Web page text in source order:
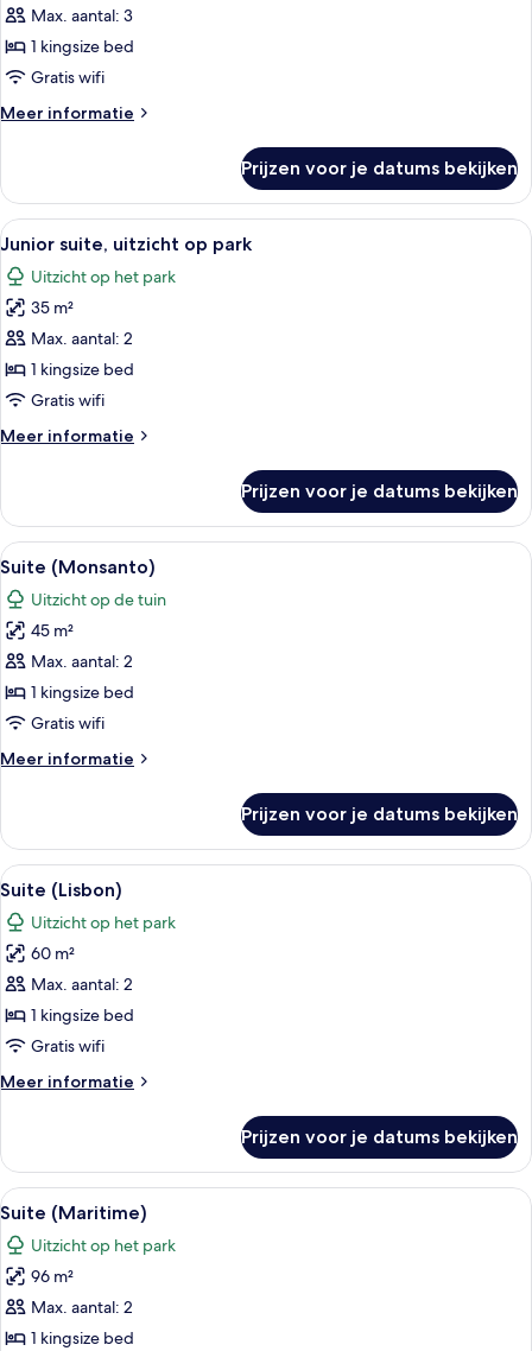
suite
(Deluxe)
laden
Max. aantal: 3
1 kingsize bed
Gratis wifi
Meer informatie
Meer
suite
(Deluxe)
Prijzen voor je datums bekijken
Alle
foto's
voor
Junior
suite,
uitzicht
op
laden
Een hotelkamer met een bed, een
5
Junior suite, uitzicht op park
Uitzicht op het park
35 m²
Max. aantal: 2
1 kingsize bed
Gratis wifi
Meer informatie
Meer
suite,
uitzicht
op
Prijzen voor je datums bekijken
Alle
foto's
voor
Suite
(Monsanto)
laden
Een hotelkamer met een bed, een
10
Suite (Monsanto)
Uitzicht op de tuin
45 m²
Max. aantal: 2
1 kingsize bed
Gratis wifi
Meer informatie
Meer
(Monsanto)
Prijzen voor je datums bekijken
Alle
foto's
voor
Suite
(Lisbon)
laden
Een hotelkamer met een groot bed,
7
Suite (Lisbon)
Uitzicht op het park
60 m²
Max. aantal: 2
1 kingsize bed
Gratis wifi
Meer informatie
Meer
(Lisbon)
Prijzen voor je datums bekijken
Alle
foto's
voor
Suite
(Maritime)
laden
Hotelkamer met een groot bed, een
8
Suite (Maritime)
Uitzicht op het park
96 m²
Max. aantal: 2
1 kingsize bed